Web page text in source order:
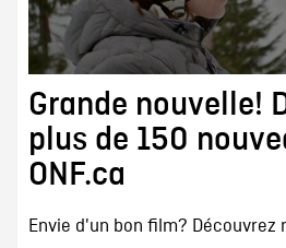
Grande nouvelle!
plus de 150
ONF.ca
Envie d'un bon film? Découvrez